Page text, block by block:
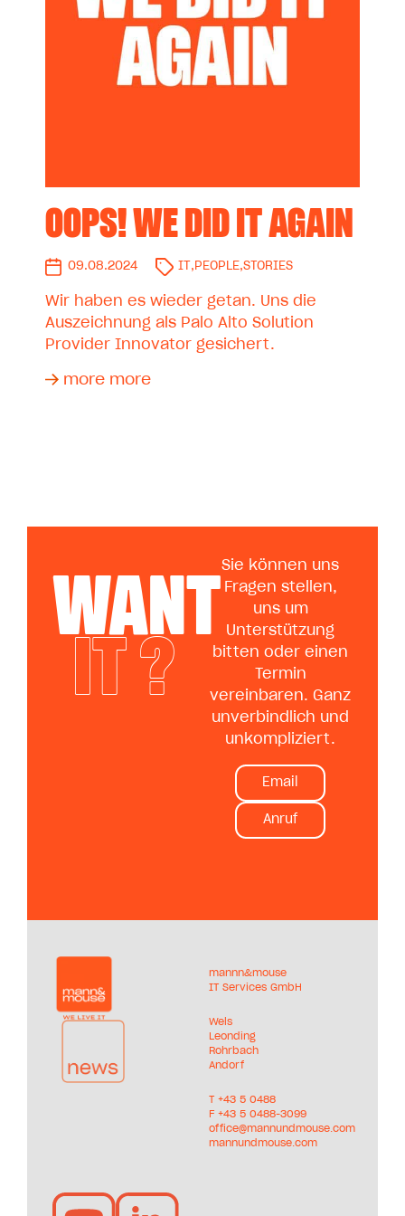
OOPS! WE DID IT AGAIN
09.08.2024 IT , PEOPLE,STORIES
Wir haben es wieder getan. Uns die
Auszeichnung als Palo Alto Solution
Provider Innovator gesichert.
more more
WANT
IT ?
Sie können uns
Fragen stellen,
uns um
Unterstützung
bitten oder einen
Termin
vereinbaren. Ganz
unverbindlich und
unkompliziert.
Email
Anruf
mannn&mouse
IT Services GmbH
Wels
Leonding
Rohrbach
Andorf
T +43 5 0488
F +43 5 0488-3099
office@mannundmouse.com
mannundmouse.com